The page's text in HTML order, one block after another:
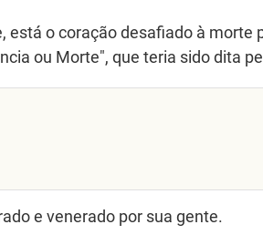
está o coração desafiado à morte
ou Morte", que teria sido dita
e venerado por sua gente.